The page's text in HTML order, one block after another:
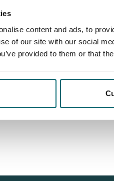
content and ads, to
of our site with our social
provided to them or that
und News